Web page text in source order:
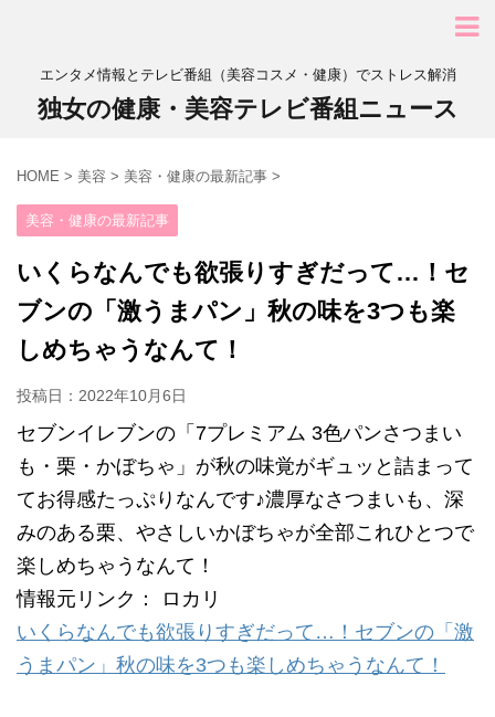
エンタメ情報とテレビ番組（美容コスメ・健康）でストレス解消
独女の健康・美容テレビ番組ニュース
HOME > 美容 > 美容・健康の最新記事 >
美容・健康の最新記事
いくらなんでも欲張りすぎだって…！セ
ブンの「激うまパン」秋の味を3つも楽
しめちゃうなんて！
投稿日： 2022年10月6日
セブンイレブンの「7プレミアム 3色パンさつまい
も・栗・かぼちゃ」が秋の味覚がギュッと詰まって
てお得感たっぷりなんです♪濃厚なさつまいも、深
みのある栗、やさしいかぼちゃが全部これひとつで
楽しめちゃうなんて！
情報元リンク： ロカリ
いくらなんでも欲張りすぎだって…！セブンの「激
うまパン」秋の味を3つも楽しめちゃうなんて！